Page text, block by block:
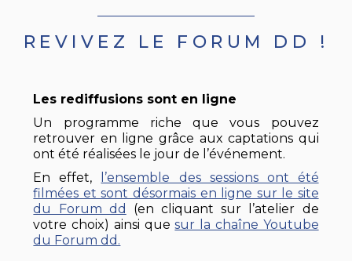
REVIVEZ LE FORUM DD !
Les rediffusions sont en ligne
Un programme riche que vous pouvez
retrouver en ligne grâce aux captations qui
ont été réalisées le jour de l’événement.
En effet,
l’ensemble des sessions ont été
filmées et sont désormais en ligne sur le site
du Forum dd
(en cliquant sur l’atelier de
votre choix) ainsi quesur la chaîne Youtube
du Forum dd.